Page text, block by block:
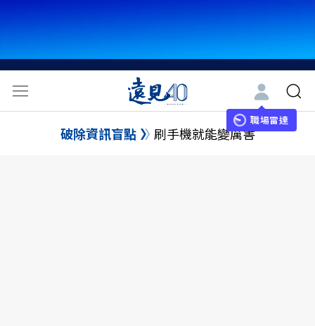
職場雷達
破除資訊盲點 刷手機就能變厲害